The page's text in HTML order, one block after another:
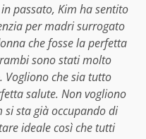
passato, Kim ha sentito
per madri surrogato
che fosse la perfetta
sono stati molto
Vogliono che sia tutto
salute. Non vogliono
si sta già occupando di
ideale così che tutti